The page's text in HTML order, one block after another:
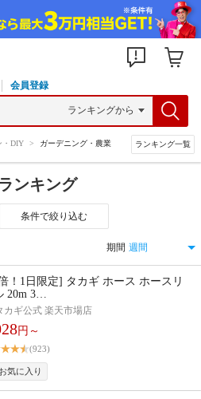
会員登録
・DIY > ガーデニング・農業 ランキング一覧
ンキング
条件で絞り込む
期間
！1日限定] タカギ ホース ホースリ
20m 3…
カギ公式 楽天市場店
円～
(923)